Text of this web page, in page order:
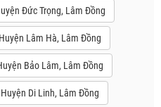
Đức Trọng, Lâm Đồng
Lâm Hà, Lâm Đồng
Bảo Lâm, Lâm Đồng
Di Linh, Lâm Đồng